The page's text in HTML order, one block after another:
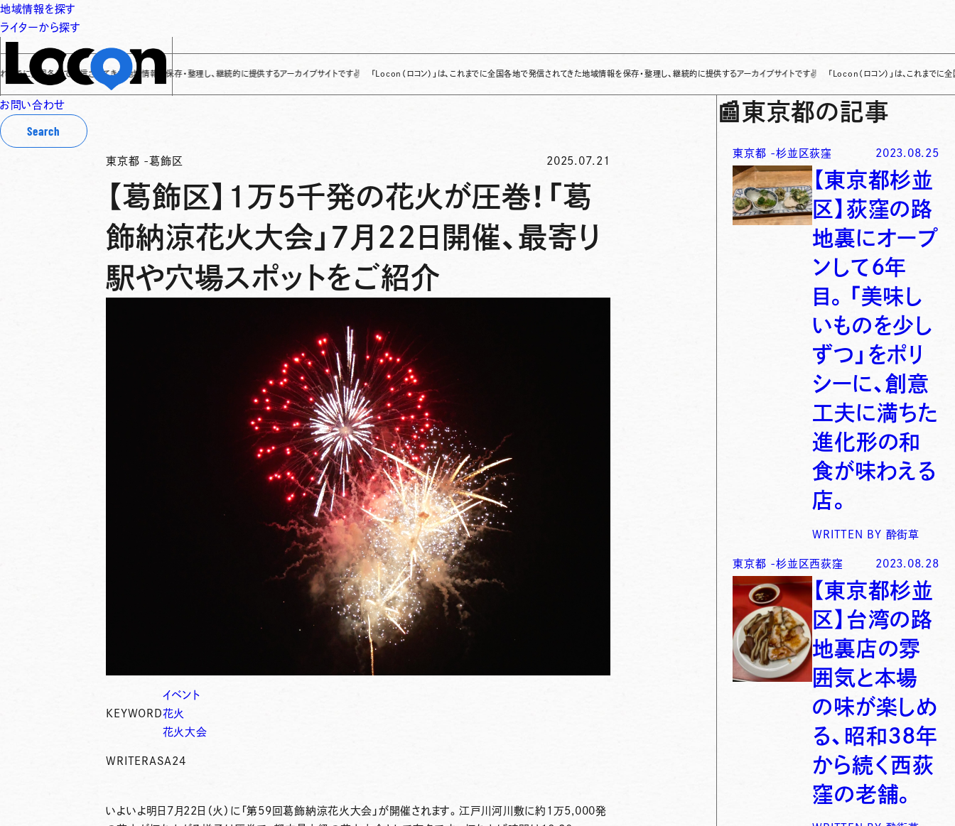
地域情報を探す
ライターから探す
お問い合わせ
Search
地で発信されてきた地域情報を保存・整理し、継続的に提供するアーカイブサイトです✌ 「Locon（ロコン）」は、これまでに全国各地で発信されてきた地域情報を保存・整理し、継続的に提供するアーカイブサイトです✌ 「Locon（ロコン）」は、これまでに全国各地で発
東京都 -葛飾区 2025.07.21
【葛飾区】1万5千発の花火が圧巻！「葛
飾納涼花火大会」7月22日開催、最寄り
駅や穴場スポットをご紹介
KEYWORD
イベント
花火
花火大会
WRITER ASA24
いよいよ明日 7月22日（火） に 「第59回葛飾納涼花火大会」 が開催されます。江戸川河川敷に約1万5,000発
📰東京都の記事
東京都 -杉並区荻窪 2023.08.25
【東京都杉並
区】荻窪の路
地裏にオープ
ンして６年
目。「美味し
いものを少し
ずつ」をポリ
シーに、創意
工夫に満ちた
進化形の和
食が味わえる
店。
WRITTEN BY 酔街草
東京都 -杉並区西荻窪 2023.08.28
【東京都杉並
区】台湾の路
地裏店の雰
囲気と本場
の味が楽しめ
る、昭和３８年
から続く西荻
窪の老舗。